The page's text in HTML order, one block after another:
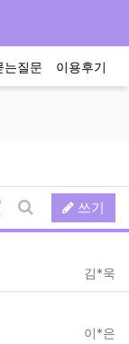
는질문 이용후기
게시물 정렬
게시판 검색
쓰기
등록자
김*욱
등록자
이*은